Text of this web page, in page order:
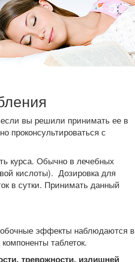
вы решили принимать ее в
проконсультироваться с
курса. Обычно в лечебных
кислоты). Дозировка для
в сутки. Принимать данный
эффекты наблюдаются в
таблеток.
тревожности, излишней